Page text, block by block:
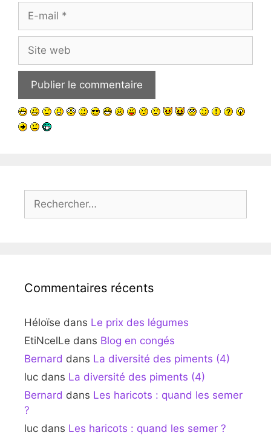
mail
web
Commentaires récents
Héloïse dans Le prix des légumes
EtiNcelLe dans Blog en congés
Bernard dans La diversité des piments (4)
luc dans La diversité des piments (4)
Bernard dans Les haricots : quand les semer
?
luc dans Les haricots : quand les semer ?